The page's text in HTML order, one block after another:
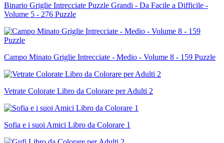
Binario Griglie Intrecciate Puzzle Grandi - Da Facile a Difficile -
Volume 5 - 276 Puzzle
Campo Minato Griglie Intrecciate - Medio - Volume 8 - 159 Puzzle
Vetrate Colorate Libro da Colorare per Adulti 2
Sofia e i suoi Amici Libro da Colorare 1